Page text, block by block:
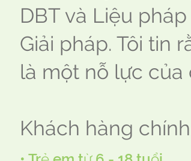
DBT và Liệu
Giải pháp. Tôi tin
là một nỗ lực của
Khách hàng